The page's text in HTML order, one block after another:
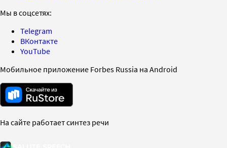
Мы в соцсетях:
Telegram
ВКонтакте
YouTube
Мобильное приложение Forbes Russia на Android
На сайте работает синтез речи